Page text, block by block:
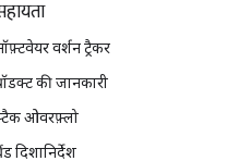
वर्शन ट्रैकर
की जानकारी
ओवरफ़्लो
दिशानिर्देश